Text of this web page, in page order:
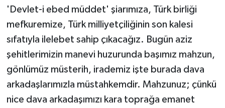
'Devlet-i ebed müddet' şiarımıza, Türk birliği
mefkuremize, Türk milliyetçiliğinin son kalesi
sıfatıyla ilelebet sahip çıkacağız. Bugün aziz
şehitlerimizin manevi huzurunda başımız mahzun,
gönlümüz müsterih, irademiz işte burada dava
arkadaşlarımızla müstahkemdir. Mahzunuz; çünkü
nice dava arkadaşımızı kara toprağa emanet